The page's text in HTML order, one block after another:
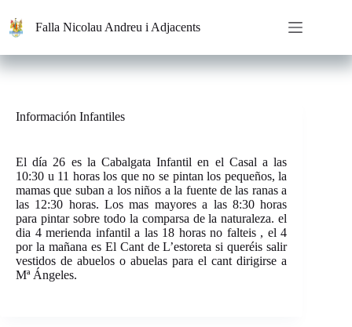
contenido
Falla Nicolau Andreu i Adjacents
Información Infantiles
El día 26 es la Cabalgata Infantil en el Casal a las
10:30 u 11 horas los que no se pintan los pequeños, la
mamas que suban a los niños a la fuente de las ranas a
las 12:30 horas. Los mas mayores a las 8:30 horas
para pintar sobre todo la comparsa de la naturaleza. el
dia 4 merienda infantil a las 18 horas no falteis , el 4
por la mañana es El Cant de L’estoreta si queréis salir
vestidos de abuelos o abuelas para el cant dirigirse a
Mª Ángeles.